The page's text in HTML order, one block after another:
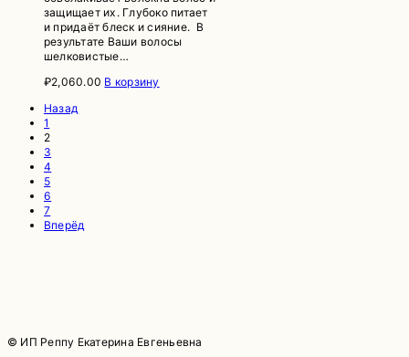
защищает их. Глубоко питает
и придаёт блеск и сияние. В
результате Ваши волосы
шелковистые…
₽2,060.00 В корзину
Назад
1
2
3
4
5
6
7
Вперёд
© ИП Реппу Екатерина Евгеньевна